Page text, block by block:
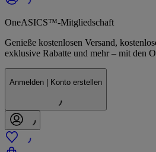
OneASICS™-Mitgliedschaft
Genieße kostenlosen Versand,
exklusive Rabatte und mehr – mit den
Anmelden | Konto erstellen